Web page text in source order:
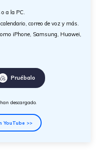
a la PC.
correo de voz y más.
iPhone, Samsung, Huawei,
Pruébalo
descargado.
YouTube >>